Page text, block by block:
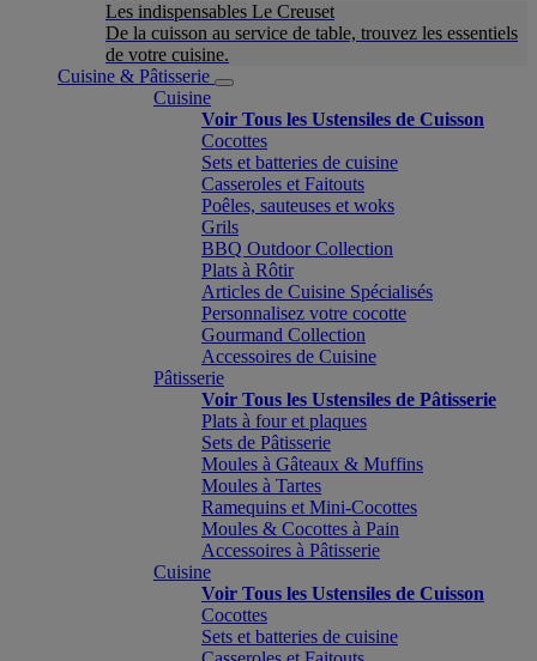
Les indispensables Le Creuset
De la cuisson au service de table, trouvez les essentiels
de votre cuisine.
Cuisine & Pâtisserie
Cuisine
Voir Tous les Ustensiles de Cuisson
Cocottes
Sets et batteries de cuisine
Casseroles et Faitouts
Poêles, sauteuses et woks
Grils
BBQ Outdoor Collection
Plats à Rôtir
Articles de Cuisine Spécialisés
Personnalisez votre cocotte
Gourmand Collection
Accessoires de Cuisine
Pâtisserie
Voir Tous les Ustensiles de Pâtisserie
Plats à four et plaques
Sets de Pâtisserie
Moules à Gâteaux & Muffins
Moules à Tartes
Ramequins et Mini-Cocottes
Moules & Cocottes à Pain
Accessoires à Pâtisserie
Cuisine
Voir Tous les Ustensiles de Cuisson
Cocottes
Sets et batteries de cuisine